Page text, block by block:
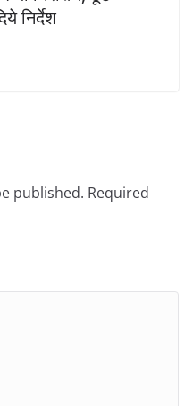
निर्देश
published. Required